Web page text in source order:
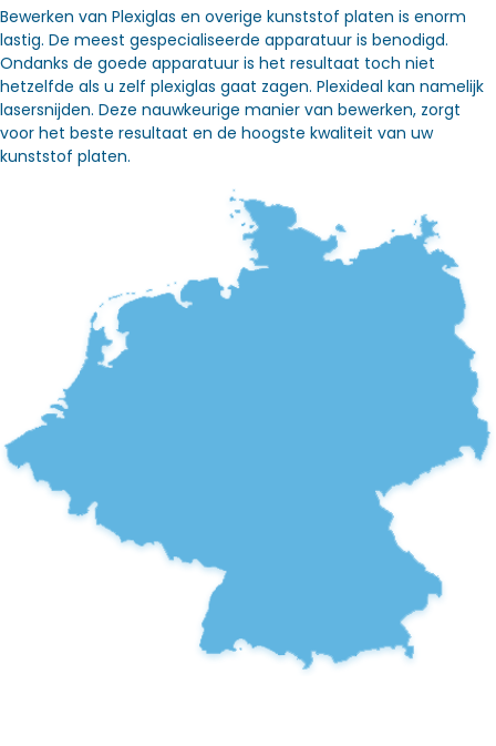
Bewerken van Plexiglas en overige kunststof platen is enorm
lastig. De meest gespecialiseerde apparatuur is benodigd.
Ondanks de goede apparatuur is het resultaat toch niet
hetzelfde als u zelf plexiglas gaat zagen. Plexideal kan namelijk
lasersnijden. Deze nauwkeurige manier van bewerken, zorgt
voor het beste resultaat en de hoogste kwaliteit van uw
kunststof platen.